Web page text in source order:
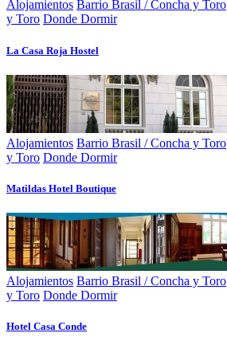
Alojamientos Barrio Brasil / Concha y Toro
y Toro Donde Dormir
La Casa Roja Hostel
Alojamientos Barrio Brasil / Concha y Toro
y Toro Donde Dormir
Matildas Hotel Boutique
Alojamientos Barrio Brasil / Concha y Toro
y Toro Donde Dormir
Hotel Casa Conde